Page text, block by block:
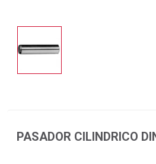
PASADOR CILINDRICO